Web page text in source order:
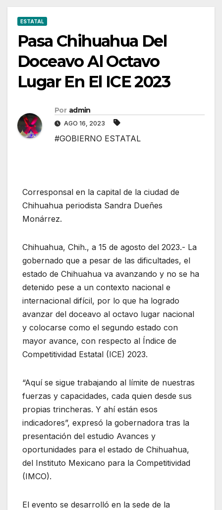
ESTATAL
Pasa Chihuahua Del
Doceavo Al Octavo
Lugar En El ICE 2023
Por admin
AGO 16, 2023
#GOBIERNO ESTATAL
Corresponsal en la capital de la ciudad de
Chihuahua periodista Sandra Dueñes
Monárrez.
Chihuahua, Chih., a 15 de agosto del 2023.- La
gobernado que a pesar de las dificultades, el
estado de Chihuahua va avanzando y no se ha
detenido pese a un contexto nacional e
internacional difícil, por lo que ha logrado
avanzar del doceavo al octavo lugar nacional
y colocarse como el segundo estado con
mayor avance, con respecto al Índice de
Competitividad Estatal (ICE) 2023.
“Aquí se sigue trabajando al límite de nuestras
fuerzas y capacidades, cada quien desde sus
propias trincheras. Y ahí están esos
indicadores”, expresó la gobernadora tras la
presentación del estudio Avances y
oportunidades para el estado de Chihuahua,
del Instituto Mexicano para la Competitividad
(IMCO).
El evento se desarrolló en la sede de la